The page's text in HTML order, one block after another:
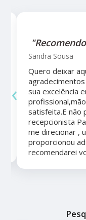
Sandra Sousa
Quero deixar
sua excelência
satisfeita.E não
recepcionista
me direcionar ,
proporcionou
recomendarei
‹